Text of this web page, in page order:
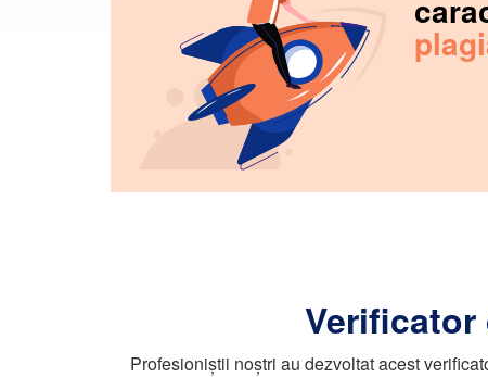
Profesioniștii noștri au dezvoltat acest